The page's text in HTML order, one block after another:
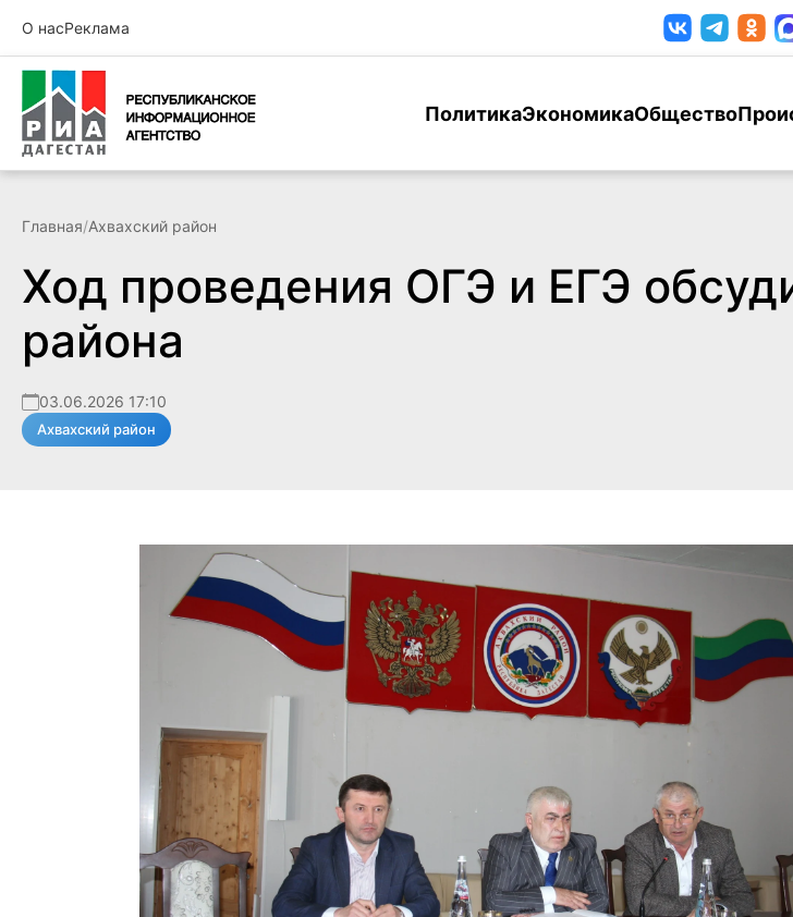
О насРеклама
ПолитикаЭкономикаОбщество
Главная/Ахвахский район
Ход проведения ОГЭ и ЕГЭ
района
03.06.2026 17:10
Ахвахский район